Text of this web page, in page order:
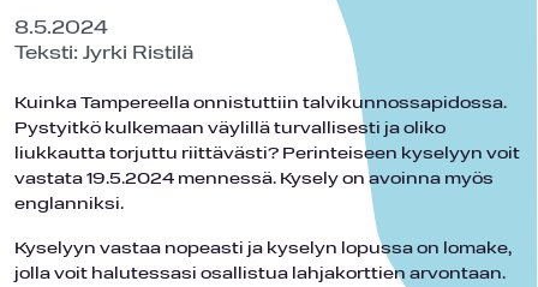
8.5.2024
Teksti: Jyrki Ristilä
Kuinka Tampereella onnistuttiin talvikunnossapidossa.
Pystyitkö kulkemaan väylillä turvallisesti ja oliko
liukkautta torjuttu riittävästi? Perinteiseen kyselyyn voit
vastata 19.5.2024 mennessä. Kysely on avoinna myös
englanniksi.
Kyselyyn vastaa nopeasti ja kyselyn lopussa on lomake,
jolla voit halutessasi osallistua lahjakorttien arvontaan.